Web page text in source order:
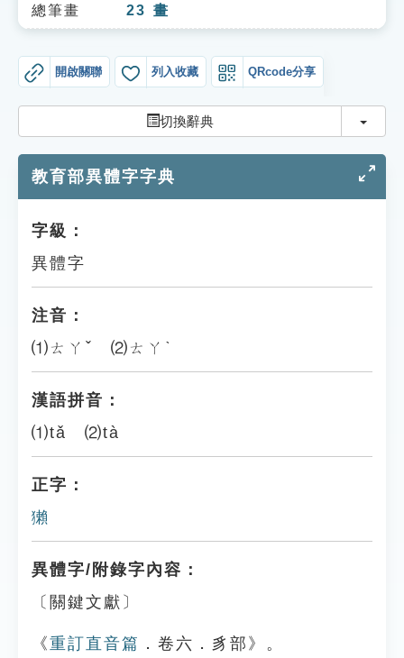
單字索引
貓頭鷹博士
總筆畫 23 畫
開啟關聯 列入收藏 QRcode分享
切換辭典 切換
教育部異體字字典
字級：
異體字
注音：
⑴ㄊㄚˇ ⑵ㄊㄚˋ
漢語拼音：
⑴tǎ ⑵tà
正字：
獺
異體字/附錄字內容：
〔關鍵文獻〕
《重訂直音篇 ．卷六．豸部》。